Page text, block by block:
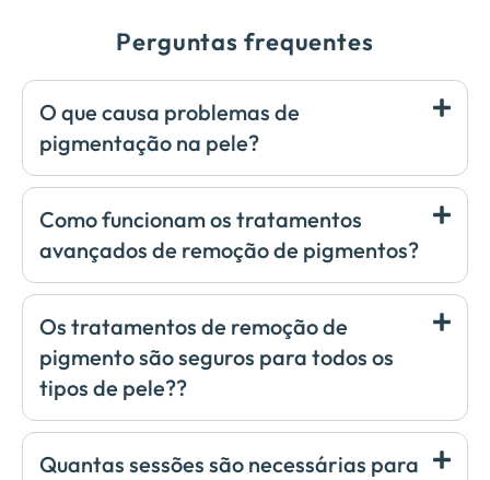
Perguntas frequentes
O que causa problemas de
pigmentação na pele?
Como funcionam os tratamentos
avançados de remoção de pigmentos?
Os tratamentos de remoção de
pigmento são seguros para todos os
tipos de pele??
Quantas sessões são necessárias para